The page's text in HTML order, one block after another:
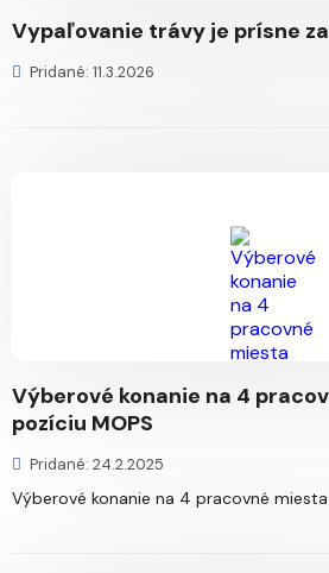
Vypaľovanie trávy je prísne
Pridané: 11.3.2026
Výberové konanie na 4
pozíciu MOPS
Pridané: 24.2.2025
Výberové konanie na 4 pracovné